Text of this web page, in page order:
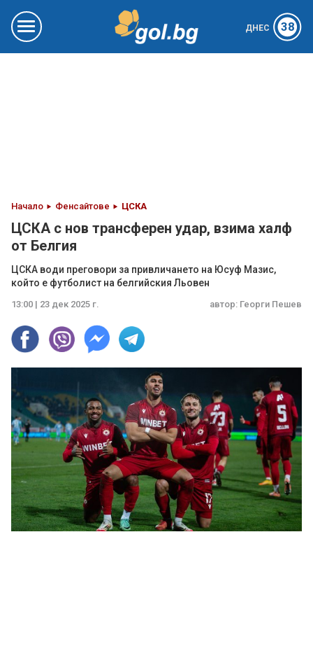
ДНЕС 38
Начало Фенсайтове ЦСКА
ЦСКА с нов трансферен удар, взима халф
от Белгия
ЦСКА води преговори за привличането на Юсуф Мазис,
който е футболист на белгийския Льовен
13:00 | 23 дек 2025 г. автор: Георги Пешев